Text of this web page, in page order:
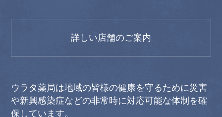
詳しい店舗のご案内
ウラタ薬局は地域の皆様の健康を守るために災害
や新興感染症などの非常時に対応可能な体制を確
保しています。